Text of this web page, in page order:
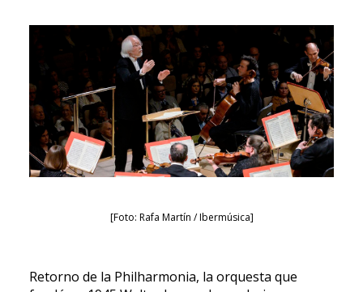
SEARCH
[Foto: Rafa Martín / Ibermúsica]
Retorno de la Philharmonia, la orquesta que